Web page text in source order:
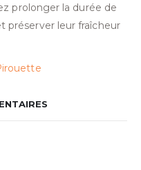
prolonger la durée de
préserver leur fraîcheur